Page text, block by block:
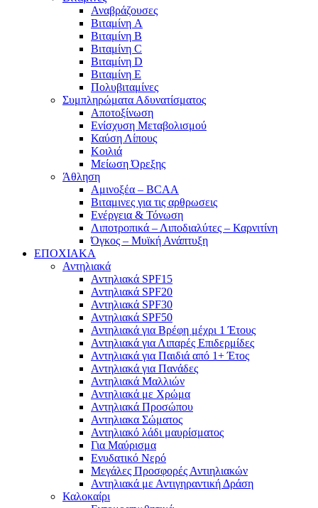
Αναβράζουσες
Βιταμίνη A
Βιταμίνη B
Βιταμίνη C
Βιταμίνη D
Βιταμίνη E
Πολυβιταμίνες
Συμπληρώματα Αδυνατίσματος
Αποτοξίνωση
Ενίσχυση Μεταβολισμού
Καύση Λίπους
Κοιλιά
Μείωση Όρεξης
Άθληση
Αμινοξέα – BCAA
Βιταμινες για τις αρθρωσεις
Ενέργεια & Τόνωση
Λιποτροπικά – Λιποδιαλύτες – Καρνιτίνη
Όγκος – Μυϊκή Ανάπτυξη
ΕΠΟΧΙΑΚΑ
Αντηλιακά
Αντηλιακά SPF15
Αντηλιακά SPF20
Αντηλιακά SPF30
Αντηλιακά SPF50
Αντηλιακά για Βρέφη μέχρι 1 Έτους
Αντηλιακά για Λιπαρές Επιδερμίδες
Αντηλιακά για Παιδιά από 1+ Έτος
Αντηλιακά για Πανάδες
Αντηλιακά Μαλλιών
Αντηλιακά με Χρώμα
Αντηλιακά Προσώπου
Αντηλιακα Σώματος
Αντηλιακό λάδι μαυρίσματος
Για Μαύρισμα
Ενυδατικό Νερό
Μεγάλες Προσφορές Αντιηλιακών
Αντηλιακά με Αντιγηραντική Δράση
Καλοκαίρι